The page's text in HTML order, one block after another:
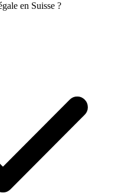
en Suisse ?